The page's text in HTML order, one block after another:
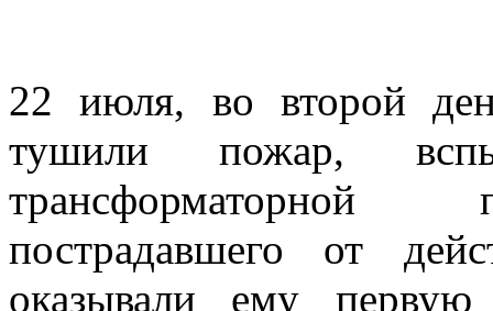
22 июля, во второй
тушили пожар,
трансформаторной
пострадавшего от
оказывали ему